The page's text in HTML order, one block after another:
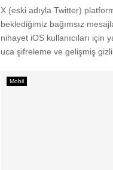
X (eski adıyla Twitter)
beklediğimiz bağımsız
nihayet iOS kullanıcıları için
uca şifreleme ve gelişmiş
Mobil